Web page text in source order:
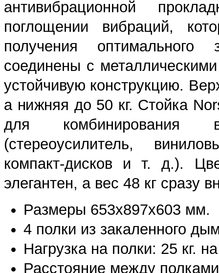
антивибрационной
поглощении вибраций,
получения
соединены с
устойчивую конструкцию.
а нижняя до 50 кг. Стойка
для комбинирования
(стереоусилитель,
компакт-дисков и т. д.).
элегантен, а вес 48 кг сразу
Размеры 653х897х603 мм.
4 полки из закаленного
Нагрузка на полки: 25 кг.
Расстояние между